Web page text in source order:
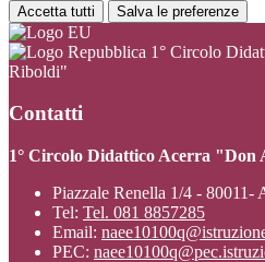
Accetta tutti Salva le preferenze
1° Circolo
Riboldi"
Contatti
1° Circolo Didattico Acerra "Don
Piazzale Renella 1/4 -
Tel: Tel. 081 8857285
Email:
PEC: